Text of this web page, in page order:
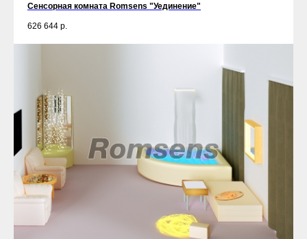
Сенсорная комната Romsens "Уединение"
626 644 р.